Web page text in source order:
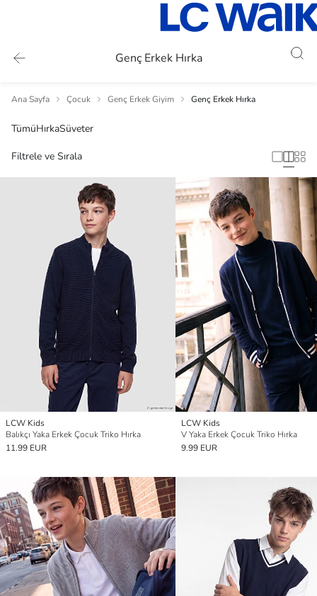
Genç Erkek Hırka
Ana Sayfa Çocuk Genç Erkek Giyim Genç Erkek Hırka
TümüHırkaSüveter
Filtrele ve Sırala
LCW Kids
Balıkçı Yaka Erkek Çocuk Triko Hırka
11.99 EUR
LCW Kids
V Yaka Erkek Çocuk Triko Hırka
9.99 EUR